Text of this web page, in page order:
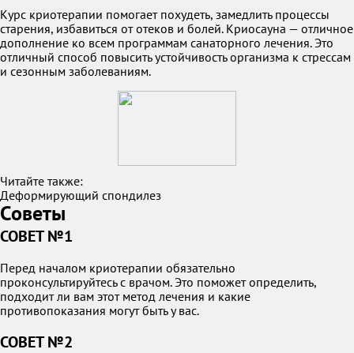
Курс криотерапии помогает похудеть, замедлить процессы
старения, избавиться от отеков и болей. Криосауна — отличное
дополнение ко всем программам санаторного лечения. Это
отличный способ повысить устойчивость организма к стрессам
и сезонным заболеваниям.
Читайте также:
Деформирующий спондилез
Советы
СОВЕТ №1
Перед началом криотерапии обязательно
проконсультируйтесь с врачом. Это поможет определить,
подходит ли вам этот метод лечения и какие
противопоказания могут быть у вас.
СОВЕТ №2